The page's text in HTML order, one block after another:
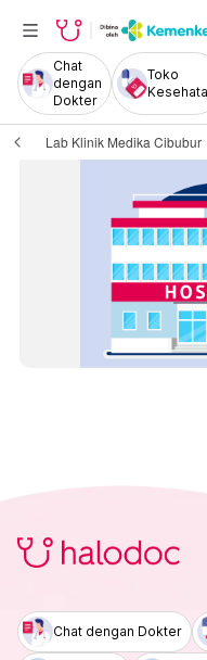
Chat
dengan
Dokter
Toko
Lab Klinik Medika Cibubur
Chat dengan Dokter